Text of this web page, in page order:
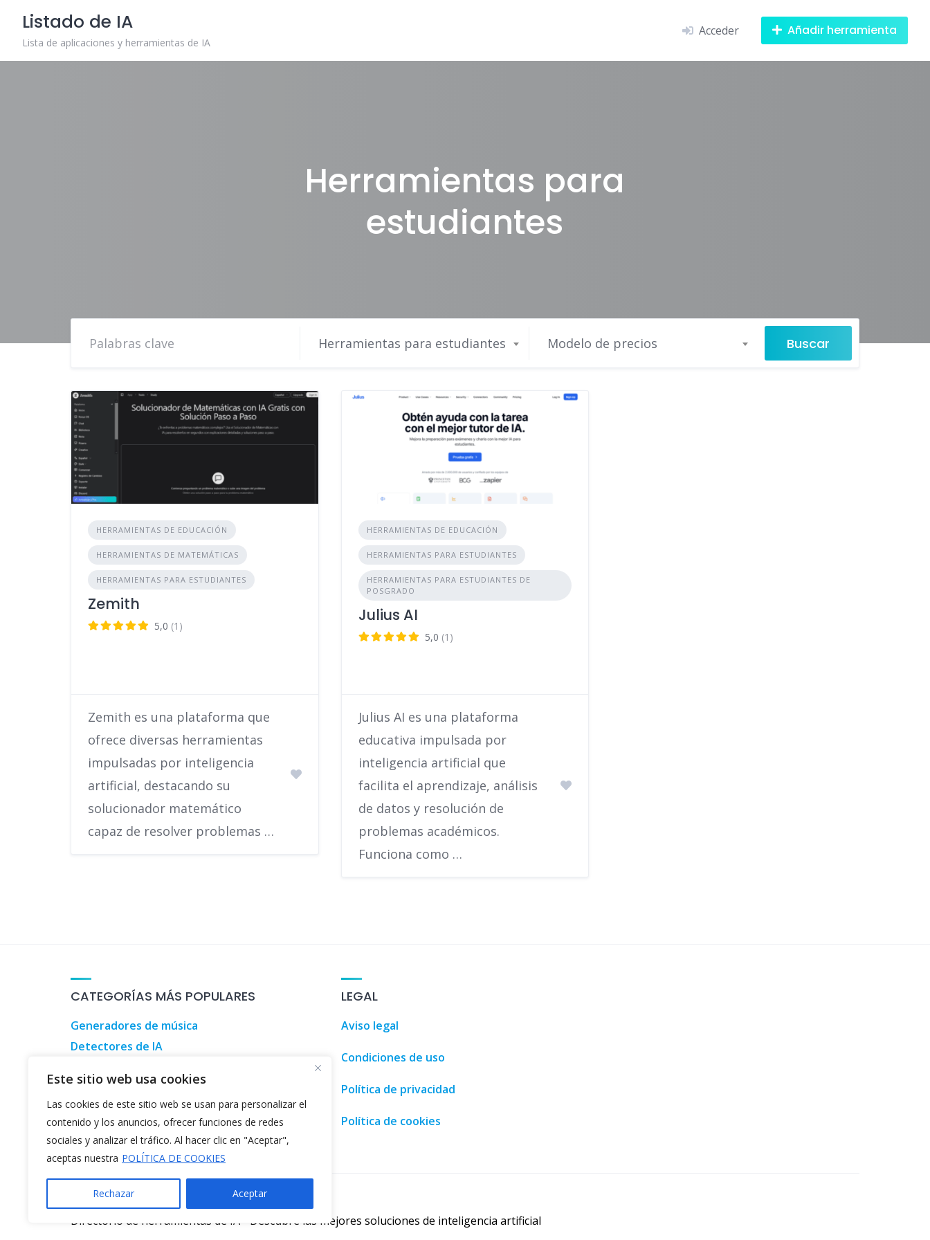
Este sitio web usa cookies
Las cookies de este sitio web se usan para personalizar el
contenido y los anuncios, ofrecer funciones de redes
sociales y analizar el tráfico. Al hacer clic en "Aceptar",
aceptas nuestra POLÍTICA DE COOKIES
Rechazar Aceptar
content
Listado de IA
Lista de aplicaciones y herramientas de IA
Acceder Añadir herramienta
Herramientas para
estudiantes
Herramientas para estudiantes Modelo de precios Buscar
HERRAMIENTAS DE EDUCACIÓN
HERRAMIENTAS DE MATEMÁTICAS
HERRAMIENTAS PARA ESTUDIANTES
Zemith
5,0 (1)
Zemith es una plataforma que
ofrece diversas herramientas
impulsadas por inteligencia
artificial, destacando su
solucionador matemático
capaz de resolver problemas …
HERRAMIENTAS DE EDUCACIÓN
HERRAMIENTAS PARA ESTUDIANTES
HERRAMIENTAS PARA ESTUDIANTES DE
POSGRADO
Julius AI
5,0 (1)
Julius AI es una plataforma
educativa impulsada por
inteligencia artificial que
facilita el aprendizaje, análisis
de datos y resolución de
problemas académicos.
Funciona como …
CATEGORÍAS MÁS POPULARES
Generadores de música
Detectores de IA
Herramientas de inversión
Herramientas para informáticos
Generadores de videos de TikTok
LEGAL
Aviso legal
Condiciones de uso
Política de privacidad
Política de cookies
©2026Listado de IA
Directorio de herramientas de IA
Descubre las mejores soluciones de inteligencia artificial